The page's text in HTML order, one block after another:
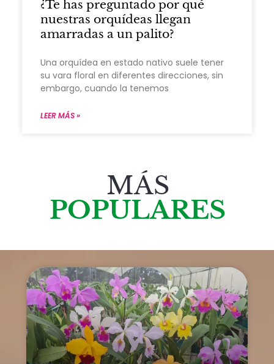
¿Te has preguntado por qué
nuestras orquídeas llegan
amarradas a un palito?
Una orquídea en estado nativo suele tener
su vara floral en diferentes direcciones, sin
embargo, cuando la tenemos
LEER MÁS »
MÁS
POPULARES